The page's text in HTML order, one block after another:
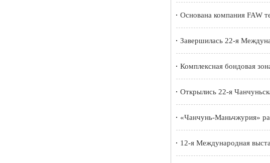
Основана компания FAW
Завершилась 22-я
Комплексная бондовая
Открылись 22-я
«Чанчунь-Маньчжурия»
12-я Международная